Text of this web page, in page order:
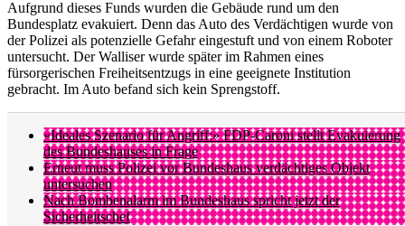
Aufgrund dieses Funds wurden die Gebäude rund um den
Bundesplatz evakuiert. Denn das Auto des Verdächtigen wurde von
der Polizei als potenzielle Gefahr eingestuft und von einem Roboter
untersucht. Der Walliser wurde später im Rahmen eines
fürsorgerischen Freiheitsentzugs in eine geeignete Institution
gebracht. Im Auto befand sich kein Sprengstoff.
«Ideales Szenario für Angriff:» FDP-Caroni stellt Evakuierung
des Bundeshauses in Frage
Erneut muss Polizei vor Bundeshaus verdächtiges Objekt
untersuchen
Nach Bombenalarm im Bundeshaus spricht jetzt der
Sicherheitschef